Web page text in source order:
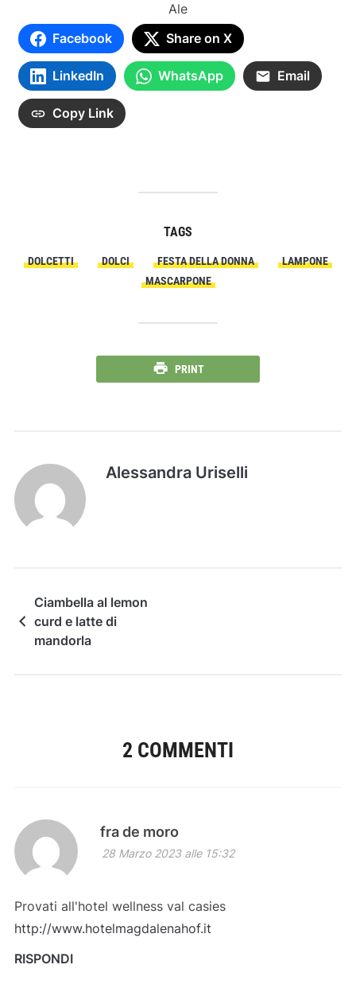
Ale
Facebook
Share on X
LinkedIn WhatsApp Email
Copy Link
TAGS
DOLCETTI DOLCI FESTA DELLA DONNA
LAMPONE
MASCARPONE
PRINT
Alessandra Uriselli
Ciambella al lemon
curd e latte di
mandorla
2 COMMENTI
fra de moro
28 Marzo 2023 alle 15:32
Provati all'hotel wellness val casies
http://www.hotelmagdalenahof.it
RISPONDI